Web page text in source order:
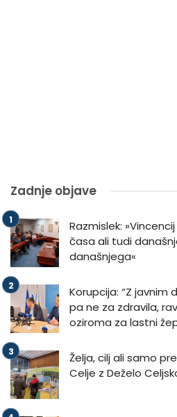
Zadnje objave
Razmislek:
časa ali tudi
današnjega«
Korupcija: “Z javnim
pa ne za zdravila,
oziroma za lastni
Želja, cilj ali samo
Celje z Deželo